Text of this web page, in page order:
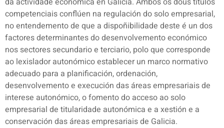
competenciais conflúen na regulación do solo empresarial,
no entendemento de que a dispoñibilidade deste é un dos
factores determinantes do desenvolvemento económico
nos sectores secundario e terciario, polo que corresponde
ao lexislador autonómico establecer un marco normativo
adecuado para a planificación, ordenación,
desenvolvemento e execución das áreas empresariais de
interese autonómico, o fomento do acceso ao solo
empresarial de titularidade autonómica e a xestión e a
conservación das áreas empresariais de Galicia.